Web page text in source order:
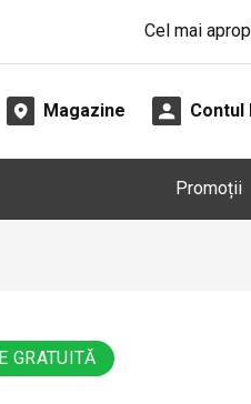
Cel mai
Magazine Contul
Promoții
GRATUITĂ